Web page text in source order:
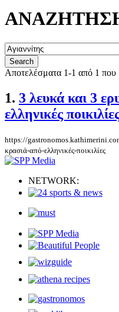
Αποτελέσματα 1-1 από 1 που
1. 3 λευκά και 3
ελληνικές
https://
κρασιά-από-ελληνικές-ποικιλίες
NETWORK: